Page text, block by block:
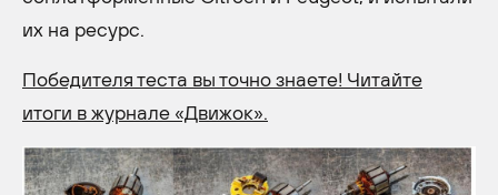
их на ресурс.
Победителя теста вы точно знаете! Читайте
итоги в журнале «Движок».